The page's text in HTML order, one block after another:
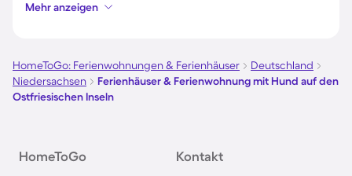
Ferienhäuser & Ferienwohnung mit Hund auf
Ferienhäuser & Ferienwohnung mit Hund am
Mehr anzeigen
HomeToGo: Ferienwohnungen & Ferienhäuser
Deutschland
Niedersachsen
Ferienhäuser & Ferienwohnung mit Hund auf den
Ostfriesischen Inseln
HomeToGo Kontakt